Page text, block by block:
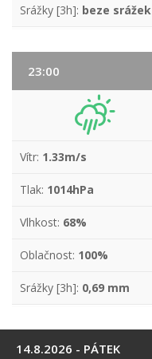
Srážky [3h]: beze srážek
23:00
Vítr: 1.33m/s
Tlak: 1014hPa
Vlhkost: 68%
Oblačnost: 100%
Srážky [3h]: 0,69 mm
14.8.2026 - PÁTEK